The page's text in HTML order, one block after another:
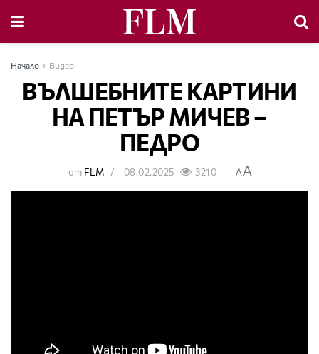
Начало Видео
ВЪЛШЕБНИТЕ КАРТИНИ
НА ПЕТЪР МИЧЕВ –
ПЕДРО
от FLM 08.02.2025 3210 AA